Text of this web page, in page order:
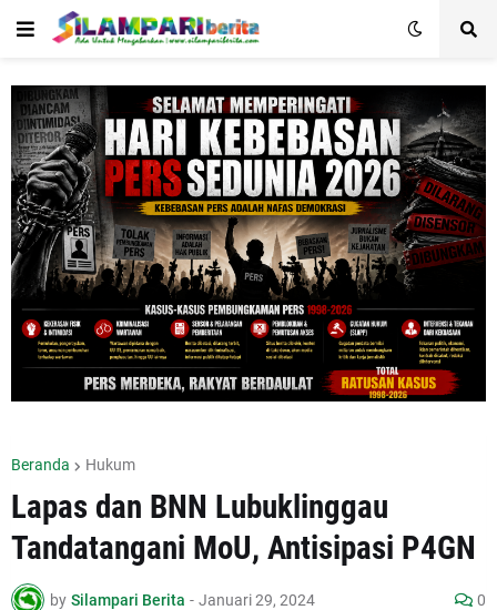
Beranda Hukum
Lapas dan BNN Lubuklinggau
Tandatangani MoU, Antisipasi P4GN
by Silampari Berita - Januari 29, 2024 0